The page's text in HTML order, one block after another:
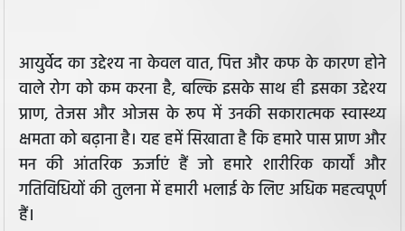
आयुर्वेद का उद्देश्य ना केवल वात, पित्त और कफ के कारण होने
वाले रोग को कम करना है, बल्कि इसके साथ ही इसका उद्देश्य
प्राण, तेजस और ओजस के रूप में उनकी सकारात्मक स्वास्थ्य
क्षमता को बढ़ाना है। यह हमें सिखाता है कि हमारे पास प्राण और
मन की आंतरिक ऊर्जाएं हैं जो हमारे शारीरिक कार्यों और
गतिविधियों की तुलना में हमारी भलाई के लिए अधिक महत्वपूर्ण
हैं।